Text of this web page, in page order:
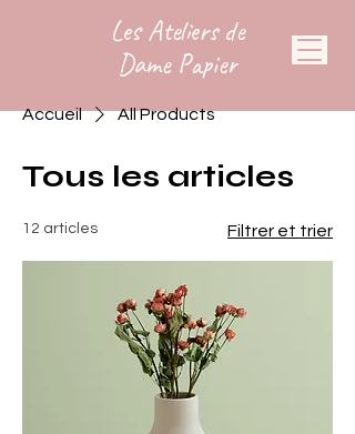
Les Ateliers de
Dame Papier
Accueil All Products
Tous les articles
12 articles Filtrer et trier